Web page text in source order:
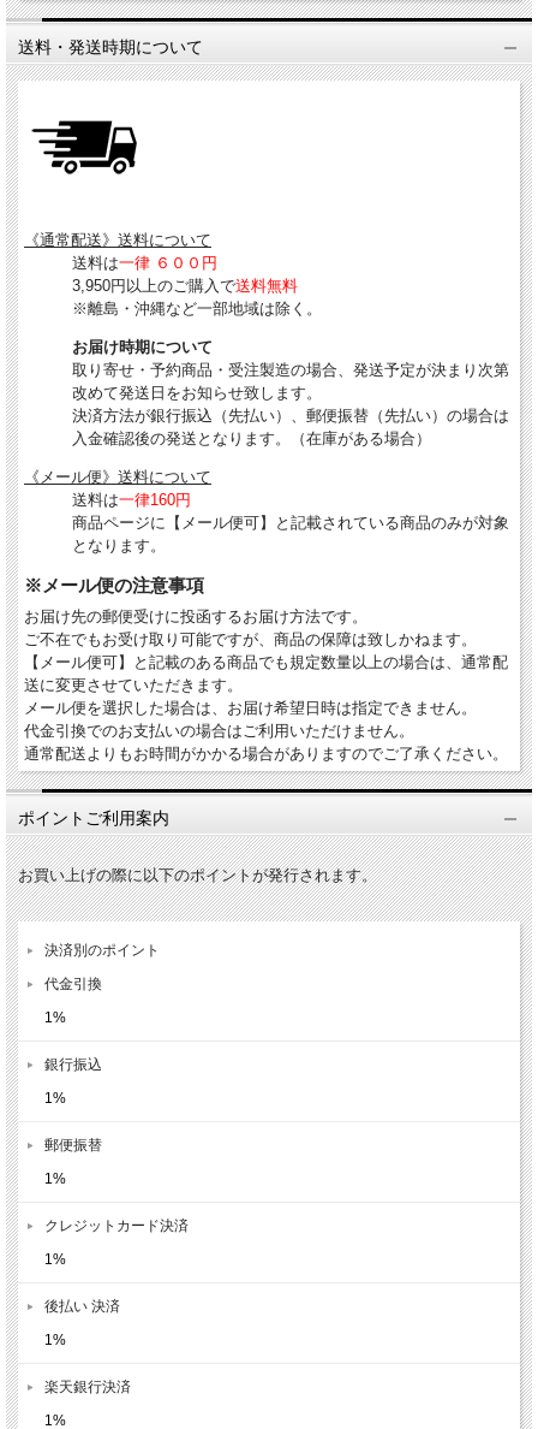
送料・発送時期について
《通常配送》送料について
送料は一律 ６００円
3,950円以上のご購入で送料無料
※離島・沖縄など一部地域は除く。
お届け時期について
取り寄せ・予約商品・受注製造の場合、発送予定が決まり次第
改めて発送日をお知らせ致します。
決済方法が銀行振込（先払い）、郵便振替（先払い）の場合は
入金確認後の発送となります。（在庫がある場合）
《メール便》送料について
送料は一律160円
商品ページに【メール便可】と記載されている商品のみが対象
となります。
※メール便の注意事項
お届け先の郵便受けに投函するお届け方法です。
ご不在でもお受け取り可能ですが、商品の保障は致しかねます。
【メール便可】と記載のある商品でも規定数量以上の場合は、通常配
送に変更させていただきます。
メール便を選択した場合は、お届け希望日時は指定できません。
代金引換でのお支払いの場合はご利用いただけません。
通常配送よりもお時間がかかる場合がありますのでご了承ください。
ポイントご利用案内
お買い上げの際に以下のポイントが発行されます。
決済別のポイント
代金引換
1%
銀行振込
1%
郵便振替
1%
クレジットカード決済
1%
後払い 決済
1%
楽天銀行決済
1%